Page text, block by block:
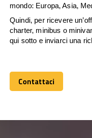
mondo: Europa, Asia,
Quindi, per ricevere
charter, minibus o
qui sotto e inviarci una
Contattaci
Contattaci